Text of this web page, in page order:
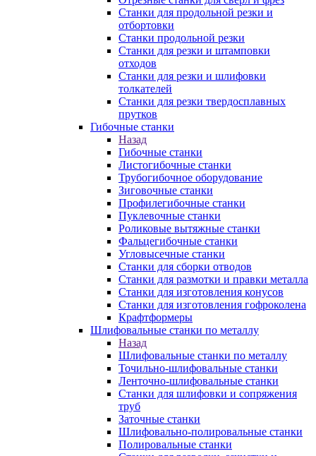
Станки для продольной резки и
отбортовки
Станки продольной резки
Станки для резки и штамповки
отходов
Станки для резки и шлифовки
толкателей
Станки для резки твердосплавных
прутков
Гибочные станки
Назад
Гибочные станки
Листогибочные станки
Трубогибочное оборудование
Зиговочные станки
Профилегибочные станки
Пуклевочные станки
Роликовые вытяжные станки
Фальцегибочные станки
Угловысечные станки
Станки для сборки отводов
Станки для размотки и правки металла
Станки для изготовления конусов
Станки для изготовления гофроколена
Крафтформеры
Шлифовальные станки по металлу
Назад
Шлифовальные станки по металлу
Точильно-шлифовальные станки
Ленточно-шлифовальные станки
Станки для шлифовки и сопряжения
труб
Заточные станки
Шлифовально-полировальные станки
Полировальные станки